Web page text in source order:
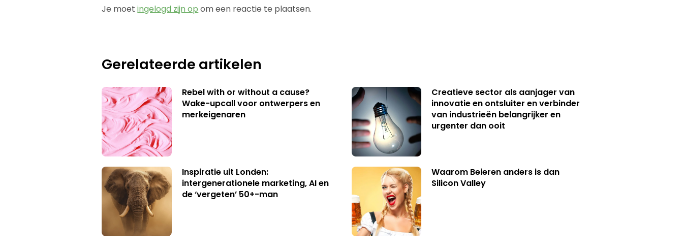
Je moetingelogd zijn op om een reactie te plaatsen.
Gerelateerde artikelen
Rebel with or without a cause?
Wake-upcall voor ontwerpers en
merkeigenaren
Creatieve sector als aanjager van
innovatie en ontsluiter en verbinder
van industrieën belangrijker en
urgenter dan ooit
Inspiratie uit Londen:
intergenerationele marketing, AI en
de ‘vergeten’ 50+-man
Waarom Beieren anders is dan
Silicon Valley